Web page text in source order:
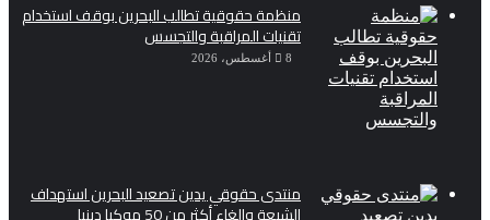
منظمة حقوقية تطالب البحرين بوقف استخدام
تقنيات المراقبة والتجسس
8 أغسطس، 2026
منتدى حقوقي يدين تصعيد البحرين استهداف